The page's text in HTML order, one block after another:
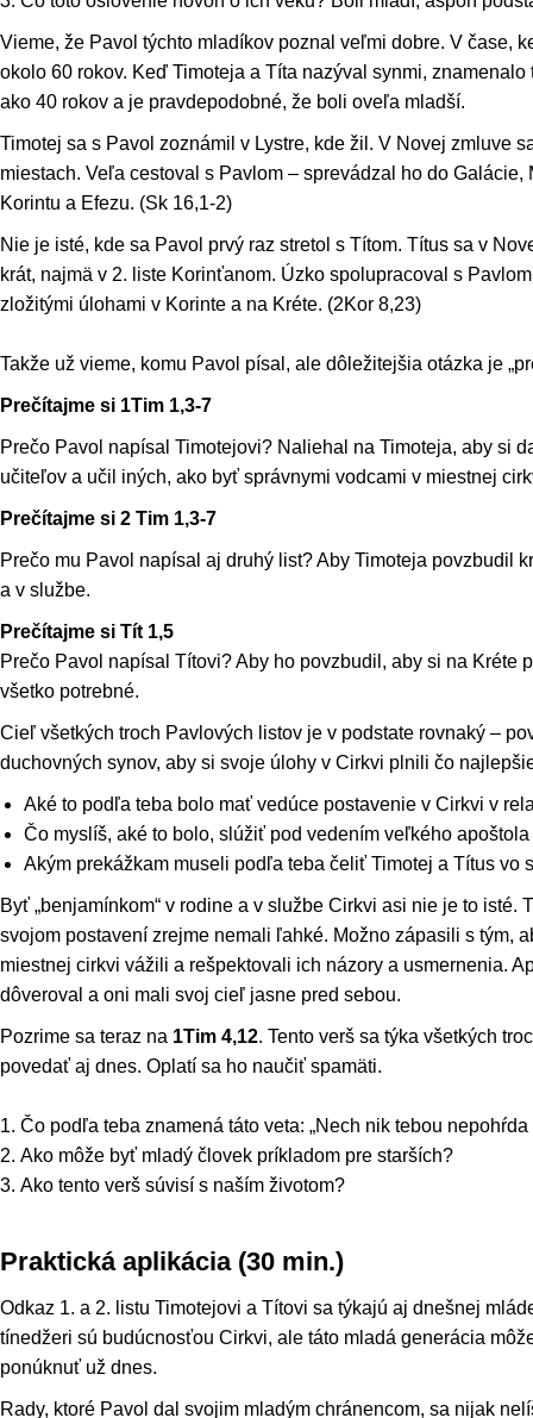
Vieme, že Pavol týchto mladíkov poznal veľmi dobre. V čase,
okolo 60 rokov. Keď Timoteja a Títa nazýval synmi,
ako 40 rokov a je pravdepodobné, že boli oveľa mladší.
Timotej sa s Pavol zoznámil v Lystre, kde žil. V Novej zmluve
miestach. Veľa cestoval s Pavlom – sprevádzal ho do Galácie,
Korintu a Efezu. (Sk 16,1-2)
Nie je isté, kde sa Pavol prvý raz stretol s Títom. Títus sa v
krát, najmä v 2. liste Korinťanom. Úzko spolupracoval s
zložitými úlohami v Korinte a na Kréte. (2Kor 8,23)
Takže už vieme, komu Pavol písal, ale dôležitejšia otázka je
Prečítajme si 1Tim 1,3-7
Prečo Pavol napísal Timotejovi? Naliehal na Timoteja, aby si
učiteľov a učil iných, ako byť správnymi vodcami v miestnej
Prečítajme si 2 Tim 1,3-7
Prečo mu Pavol napísal aj druhý list? Aby Timoteja povzbudil
a v službe.
Prečítajme si Tít 1,5
Prečo Pavol napísal Títovi? Aby ho povzbudil, aby si na Kréte
všetko potrebné.
Cieľ všetkých troch Pavlových listov je v podstate rovnaký –
duchovných synov, aby si svoje úlohy v Cirkvi plnili čo
Aké to podľa teba bolo mať vedúce postavenie v Cirkvi v
Čo myslíš, aké to bolo, slúžiť pod vedením veľkého
Akým prekážkam museli podľa teba čeliť Timotej a Títus vo
Byť „benjamínkom“ v rodine a v službe Cirkvi asi nie je to isté.
svojom postavení zrejme nemali ľahké. Možno zápasili s tým,
miestnej cirkvi vážili a rešpektovali ich názory a usmernenia.
dôveroval a oni mali svoj cieľ jasne pred sebou.
Pozrime sa teraz na 1Tim 4,12. Tento verš sa týka všetkých
povedať aj dnes. Oplatí sa ho naučiť spamäti.
1. Čo podľa teba znamená táto veta: „Nech nik tebou nepohŕda
2. Ako môže byť mladý človek príkladom pre starších?
3. Ako tento verš súvisí s naším životom?
Praktická aplikácia (30 min.)
Odkaz 1. a 2. listu Timotejovi a Títovi sa týkajú aj dnešnej
tínedžeri sú budúcnosťou Cirkvi, ale táto mladá generácia
ponúknuť už dnes.
Rady, ktoré Pavol dal svojim mladým chránencom, sa nijak